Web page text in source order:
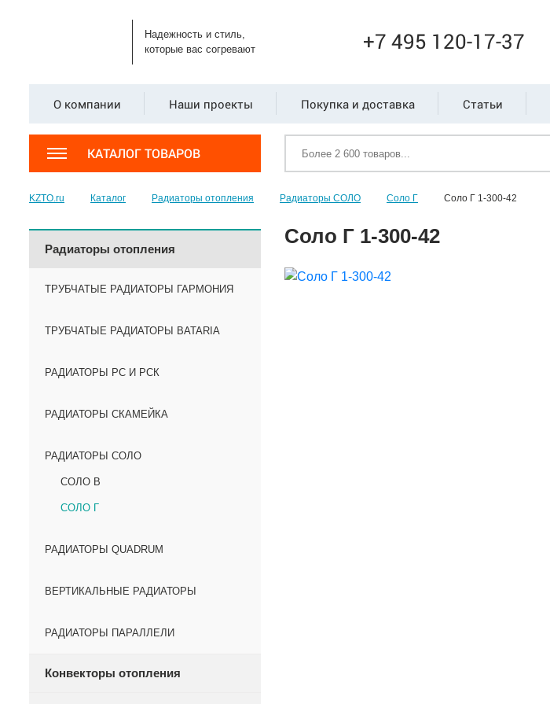
Надежность и стиль,
которые вас согревают
+7 495 120-17-37
О компании Наши проекты Покупка и доставка Статьи
КАТАЛОГ ТОВАРОВ
KZTO.ru Каталог Радиаторы отопления Радиаторы СОЛО Соло Г Соло Г 1-300-42
Радиаторы отопления
ТРУБЧАТЫЕ РАДИАТОРЫ ГАРМОНИЯ
ТРУБЧАТЫЕ РАДИАТОРЫ BATARIA
РАДИАТОРЫ РС И РСК
РАДИАТОРЫ СКАМЕЙКА
РАДИАТОРЫ СОЛО
СОЛО В
СОЛО Г
РАДИАТОРЫ QUADRUM
ВЕРТИКАЛЬНЫЕ РАДИАТОРЫ
РАДИАТОРЫ ПАРАЛЛЕЛИ
Конвекторы отопления
Соло Г 1-300-42